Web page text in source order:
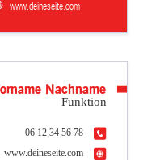
www.deineseite.com
www.deineseite.com
Funktion
06 12 34 56 78
Nachname